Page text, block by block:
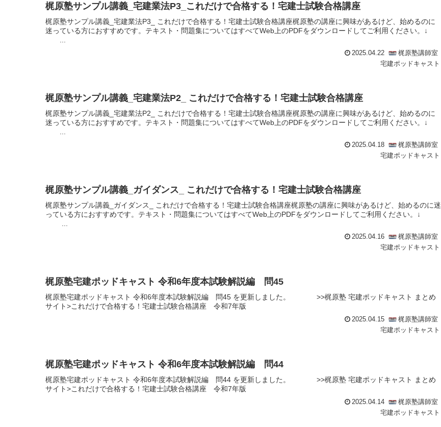
梶原塾サンプル講義_宅建業法P3_これだけで合格する！宅建士試験合格講座
梶原塾サンプル講義_宅建業法P3_ これだけで合格する！宅建士試験合格講座梶原塾の講座に興味があるけど、始めるのに
迷っている方におすすめです。テキスト・問題集についてはすべてWeb上のPDFをダウンロードしてご利用ください。↓
2025.04.22
梶原塾講師室
宅建ポッドキャスト
梶原塾サンプル講義_宅建業法P2_ これだけで合格する！宅建士試験合格講座
梶原塾サンプル講義_宅建業法P2_ これだけで合格する！宅建士試験合格講座梶原塾の講座に興味があるけど、始めるのに
迷っている方におすすめです。テキスト・問題集についてはすべてWeb上のPDFをダウンロードしてご利用ください。↓
2025.04.18
梶原塾講師室
宅建ポッドキャスト
梶原塾サンプル講義_ガイダンス_ これだけで合格する！宅建士試験合格講座
梶原塾サンプル講義_ガイダンス_ これだけで合格する！宅建士試験合格講座梶原塾の講座に興味があるけど、始めるのに迷
っている方におすすめです。テキスト・問題集についてはすべてWeb上のPDFをダウンロードしてご利用ください。↓
2025.04.16
梶原塾講師室
宅建ポッドキャスト
梶原塾宅建ポッドキャスト 令和6年度本試験解説編 問45
梶原塾宅建ポッドキャスト 令和6年度本試験解説編 問45 を更新しました。 >>梶原塾 宅建ポッドキャスト まとめ
サイト>これだけで合格する！宅建士試験合格講座 令和7年版
2025.04.15
梶原塾講師室
宅建ポッドキャスト
梶原塾宅建ポッドキャスト 令和6年度本試験解説編 問44
梶原塾宅建ポッドキャスト 令和6年度本試験解説編 問44 を更新しました。 >>梶原塾 宅建ポッドキャスト まとめ
サイト>これだけで合格する！宅建士試験合格講座 令和7年版
2025.04.14
梶原塾講師室
宅建ポッドキャスト